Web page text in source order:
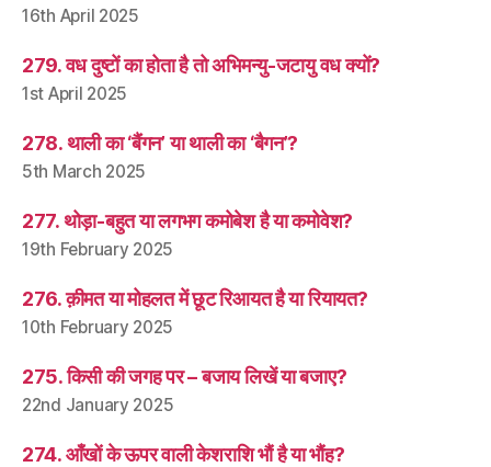
16th April 2025
279. वध दुष्टों का होता है तो अभिमन्यु-जटायु वध क्यों?
1st April 2025
278. थाली का ‘बैंगन’ या थाली का ‘बैगन’?
5th March 2025
277. थोड़ा-बहुत या लगभग कमोबेश है या कमोवेश?
19th February 2025
276. क़ीमत या मोहलत में छूट रिआयत है या रियायत?
10th February 2025
275. किसी की जगह पर – बजाय लिखें या बजाए?
22nd January 2025
274. आँखों के ऊपर वाली केशराशि भौं है या भौंह?